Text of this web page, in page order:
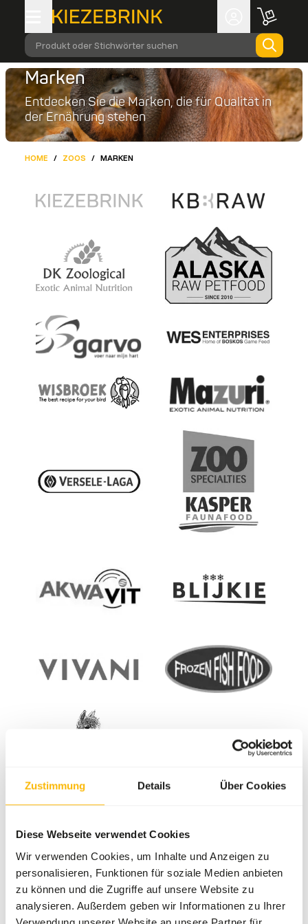
Zustimmung Details Über Cookies
Diese Webseite verwendet Cookies
Wir verwenden Cookies, um Inhalte und Anzeigen zu
personalisieren, Funktionen für soziale Medien anbieten
zu können und die Zugriffe auf unsere Website zu
analysieren. Außerdem geben wir Informationen zu Ihrer
Produkt oder Stichwörter suchen
Marken
Entdecken Sie die Marken, die für Qualität in
der Ernährung stehen
HOME / ZOOS / MARKEN
Explore our brands
Es gibt nicht die eine Marke, die für alle Tiere das
beste Futter bietet. Deshalb arbeiten wir mit